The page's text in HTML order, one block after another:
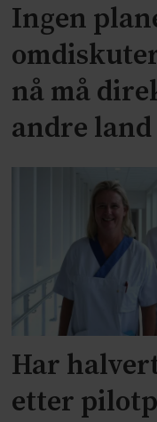
Ingen
nå må
andre land
Har
etter